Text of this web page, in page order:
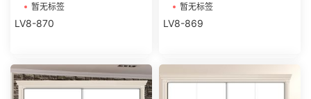
暂无标签
LV8-870
暂无标签
LV8-869